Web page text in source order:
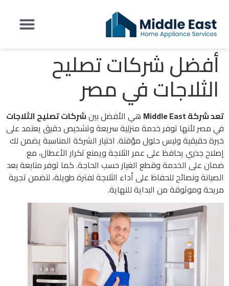
أفضل شركات تصليح
الثلاجات في مصر
تعد شركة Middle East هي الأفضل بينشركات تصليح الثلاجات
في مصر لأنها توفر خدمة منزلية سريعة وتشخيص دقيق يعتمد على
خبرة حقيقية وليس حلول مؤقتة. اختيار الشركة المناسبة يضمن لك
إصلاح جذري يحافظ على عمر الثلاجة ويمنع تكرار الأعطال، مع
ضمان على الخدمة وقطع الغيار حسب الحاجة. كما توفر متابعة بعد
الصيانة ونصائح للحفاظ على أداء الثلاجة لفترة طويلة، لتضمن تجربة
مريحة وموثوقة من البداية للنهاية.